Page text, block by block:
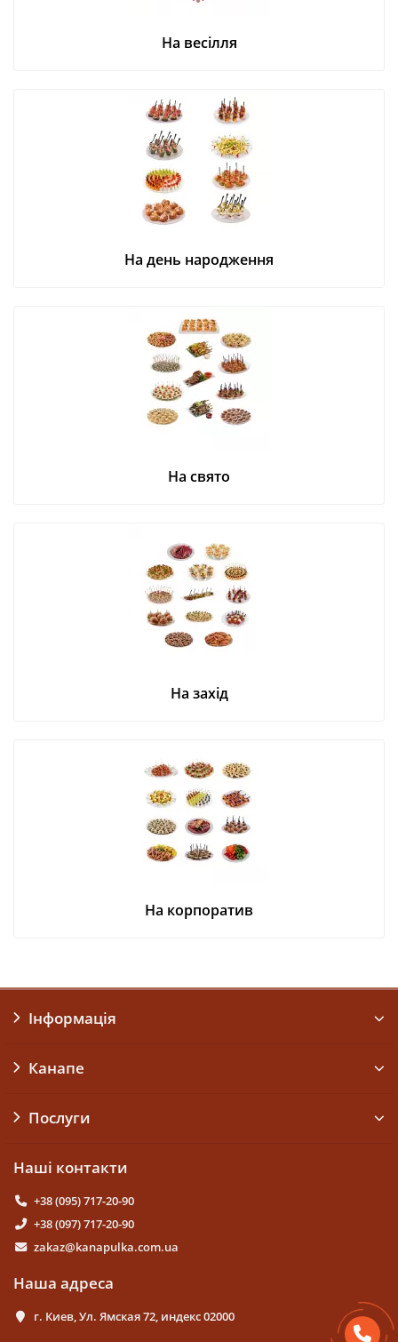
На весілля
На день народження
На свято
На захід
На корпоратив
Інформація
Канапе
Послуги
Наші контакти
+38 (095) 717-20-90
+38 (097) 717-20-90
zakaz@kanapulka.com.ua
Наша адреса
г. Киев, Ул. Ямская 72, индекс 02000